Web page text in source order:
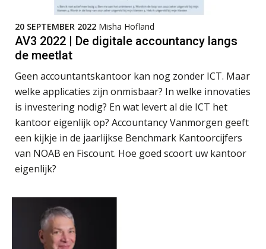
20 SEPTEMBER 2022 Misha Hofland
AV3 2022 | De digitale accountancy langs
de meetlat
Geen accountantskantoor kan nog zonder ICT. Maar
welke applicaties zijn onmisbaar? In welke innovaties
is investering nodig? En wat levert al die ICT het
kantoor eigenlijk op? Accountancy Vanmorgen geeft
een kijkje in de jaarlijkse Benchmark Kantoorcijfers
van NOAB en Fiscount. Hoe goed scoort uw kantoor
eigenlijk?
Het herbeleggen van de
Herinvesteringsreserve (HIR) in een
vastgoedbeleggingsfonds?
Inzicht in je organisatie: de kracht zit
Ketenmachtigingen centraal beheren:
zo werkt u slimmer met eHerkenning
de autonome AI-boekhouder
De curator klopt aan: wat moet een
Eenvoudig bankrekeningen koppelen